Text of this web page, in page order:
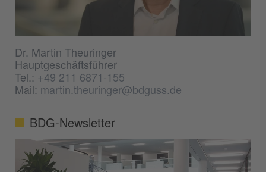
Dr. Martin Theuringer
Hauptgeschäftsführer
Tel.:+49 211 6871-155
Mail: martin.theuringer@bdguss.de
BDG-Newsletter